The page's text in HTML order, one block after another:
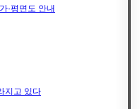
·평면도 안내
지고 있다